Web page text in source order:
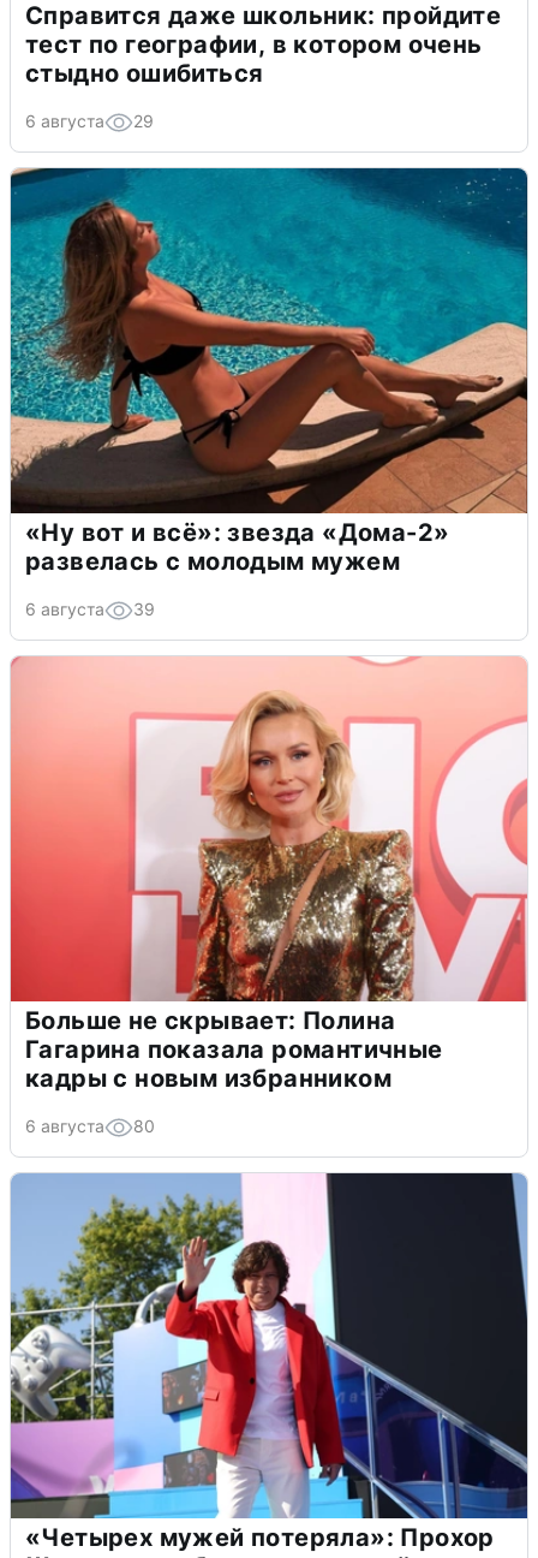
Справится даже школьник: пройдите
тест по географии, в котором очень
стыдно ошибиться
6 августа 29
«Ну вот и всё»: звезда «Дома-2»
развелась с молодым мужем
6 августа 39
Больше не скрывает: Полина
Гагарина показала романтичные
кадры с новым избранником
6 августа 80
«Четырех мужей потеряла»: Прохор